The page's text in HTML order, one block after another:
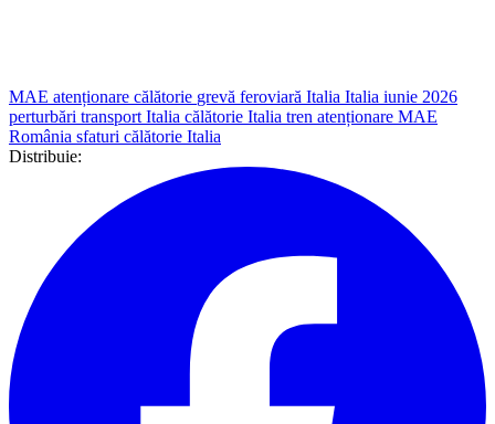
MAE atenționare călătorie grevă feroviară Italia Italia iunie 2026
perturbări transport Italia călătorie Italia tren atenționare MAE
România sfaturi călătorie Italia
Distribuie: